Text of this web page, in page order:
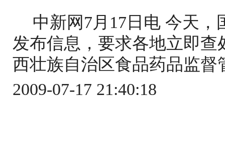
中新网7月17日电 今天
发布信息，要求各地立即
西壮族自治区食品药品监
2009-07-17 21:40:18